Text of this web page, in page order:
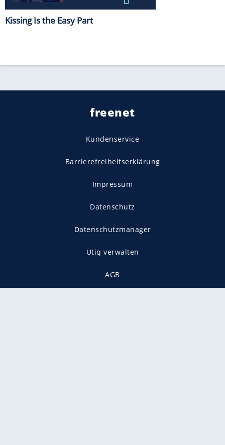
Kissing Is the Easy Part
freenet
Kundenservice
Barrierefreiheitserklärung
Impressum
Datenschutz
Datenschutzmanager
Utiq verwalten
AGB